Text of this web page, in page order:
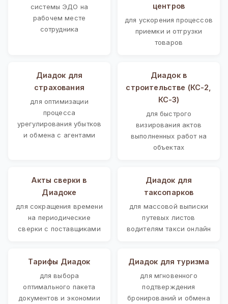
системы ЭДО на
рабочем месте
сотрудника
центров
для ускорения процессов
приемки и отгрузки
товаров
Диадок для
страхования
для оптимизации
процесса
урегулирования убытков
и обмена с агентами
Диадок в
строительстве (КС-2,
КС-3)
для быстрого
визирования актов
выполненных работ на
объектах
Акты сверки в
Диадоке
для сокращения времени
на периодические
сверки с поставщиками
Диадок для
таксопарков
для массовой выписки
путевых листов
водителям такси онлайн
Тарифы Диадок
для выбора
оптимального пакета
документов и экономии
Диадок для туризма
для мгновенного
подтверждения
бронирований и обмена